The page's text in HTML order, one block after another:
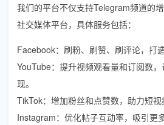
我们的平台不仅支持Telegram频道的
社交媒体平台，具体服务包括：
Facebook：刷粉、刷赞、刷评论，打
YouTube：提升视频观看量和订阅数
现。
TikTok：增加粉丝和点赞数，助力短视
Instagram：优化帖子互动率，吸引更